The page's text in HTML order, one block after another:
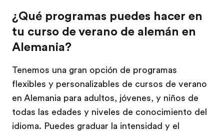
¿Qué programas puedes hacer en
tu curso de verano de alemán en
Alemania?
Tenemos una gran opción de programas
flexibles y personalizables de cursos de verano
en Alemania para adultos, jóvenes, y niños de
todas las edades y niveles de conocimiento del
idioma. Puedes graduar la intensidad y el